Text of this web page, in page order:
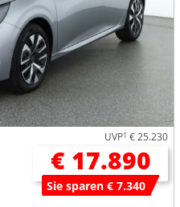
UVP1 € 25.230
€ 17.890
Sie sparen € 7.340